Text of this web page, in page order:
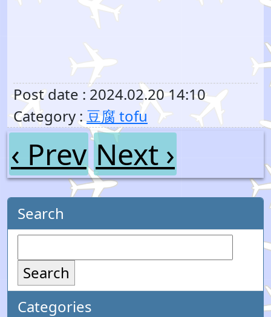
Post date : 2024.02.20 14:10
Category : 豆腐 tofu
‹ Prev Next ›
Search
Search
Categories